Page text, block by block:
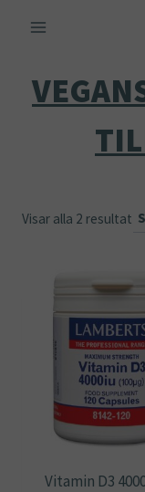
Visar alla 2 resultat
Vitamin D3